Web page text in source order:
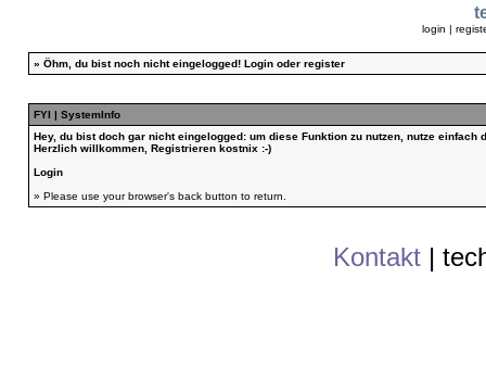
login |
» Öhm, du bist noch nicht eingelogged! Loginoder register
FYI | SystemInfo
Hey, du bist doch gar nicht eingelogged: um diese Funktion zu nutzen, nutze
Herzlich willkommen, Registrieren kostnix :-)
Login
» Please use your browser's back button to return.
Kontakt |